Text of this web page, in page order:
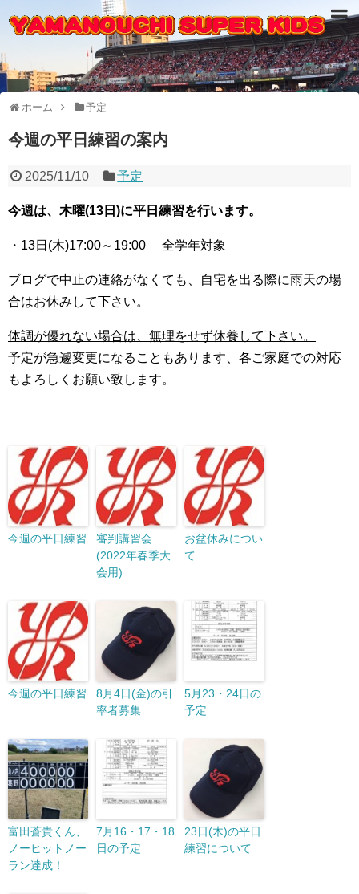
ホーム 予定
今週の平日練習の案内
2025/11/10 予定
今週は、木曜(13日)に平日練習を行います。
・13日(木)17:00～19:00 全学年対象
ブログで中止の連絡がなくても、自宅を出る際に雨天の場
合はお休みして下さい。
体調が優れない場合は、無理をせず休養して下さい。
予定が急遽変更になることもあります、各ご家庭での対応
もよろしくお願い致します。
今週の平日練習
審判講習会
(2022年春季大
会用)
お盆休みについ
て
今週の平日練習
8月4日(金)の引
率者募集
5月23・24日の
予定
富田蒼貴くん、
ノーヒットノー
ラン達成！
7月16・17・18
日の予定
23日(木)の平日
練習について